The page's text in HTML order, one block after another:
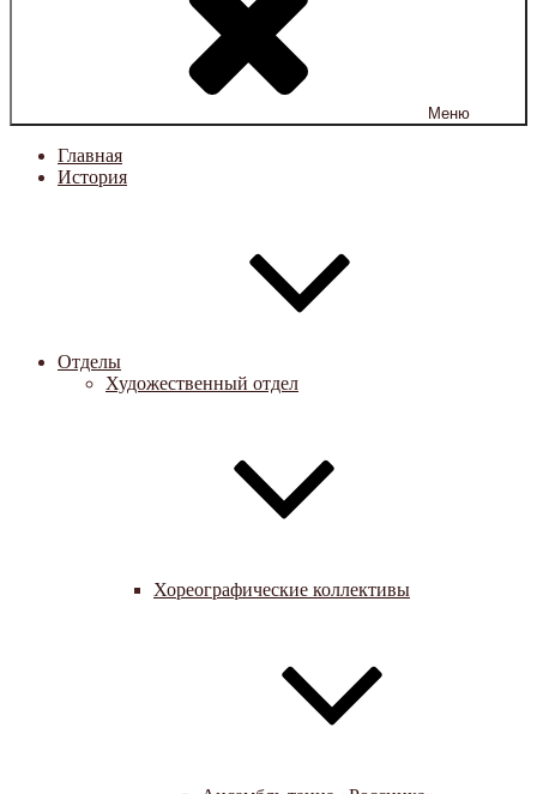
Меню
Главная
История
Отделы
Художественный отдел
Хореографические коллективы